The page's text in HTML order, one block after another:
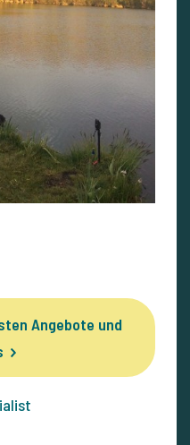
Angebote und